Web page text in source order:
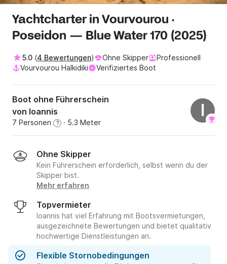
Yachtcharter in Vourvourou ·
Poseidon — Blue Water 170 (2025)
5.0 (4 Bewertungen) Ohne Skipper
Professionell
Vourvourou Halkidiki
Verifiziertes Boot
Boot ohne Führerschein
von Ioannis
7 Personen ? · 5.3 Meter
I
Ohne Skipper
Kein Führerschein erforderlich, selbst wenn du der
Skipper bist.
Mehr erfahren
Topvermieter
Ioannis hat viel Erfahrung mit Bootsvermietungen,
ausgezeichnete Bewertungen und bietet qualitativ
hochwertige Dienstleistungen an.
Flexible Stornobedingungen